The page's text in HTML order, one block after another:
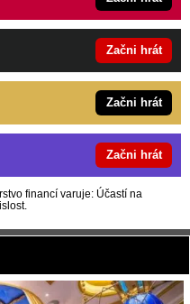
Začni hrát
Začni hrát
Začni hrát
financí varuje: Účastí na